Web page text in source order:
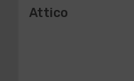
Attico